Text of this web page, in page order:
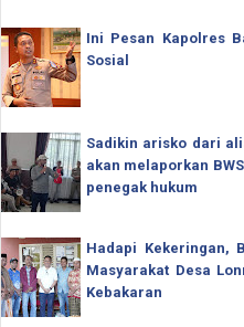
Ini Pesan Kapolres
Sosial
Sadikin arisko dari
akan melaporkan
penegak hukum
Hadapi Kekeringan,
Masyarakat Desa
Kebakaran